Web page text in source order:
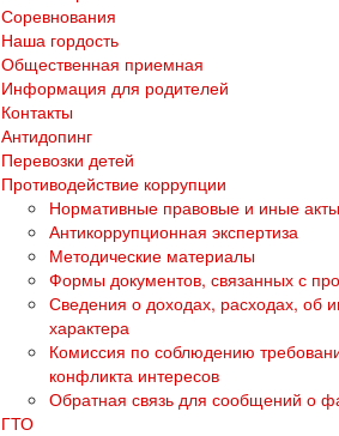
Соревнования
Наша гордость
Общественная приемная
Информация для родителей
Контакты
Антидопинг
Перевозки детей
Противодействие коррупции
Нормативные правовые и иные
Антикоррупционная экспертиза
Методические материалы
Формы документов, связанных с
Сведения о доходах, расходах, об
характера
Комиссия по соблюдению
конфликта интересов
Обратная связь для сообщений о
ГТО